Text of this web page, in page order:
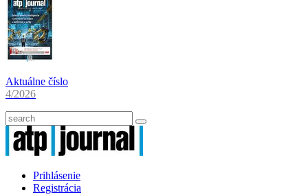
Aktuálne číslo
4/2026
Prihlásenie
Registrácia